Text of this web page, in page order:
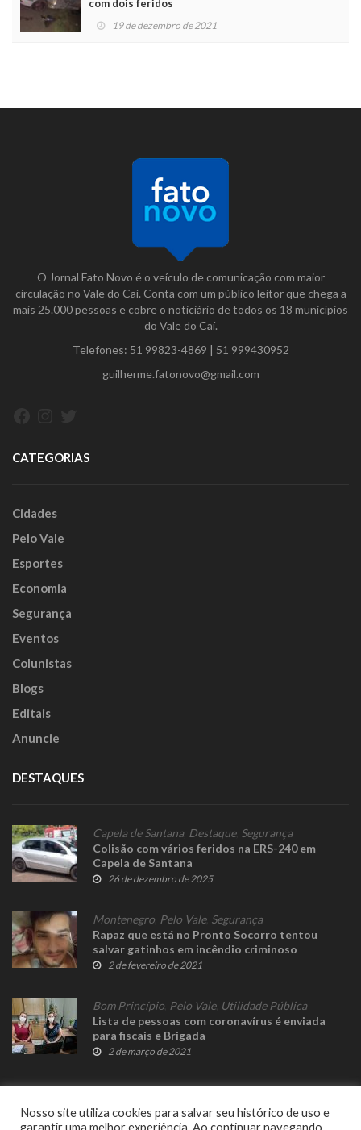
com dois feridos
19 de dezembro de 2021
O Jornal Fato Novo é o veículo de comunicação com maior
circulação no Vale do Caí. Conta com um público leitor que chega a
mais 25.000 pessoas e cobre o noticiário de todos os 18 municípios
do Vale do Caí.
Telefones: 51 99823-4869 | 51 999430952
guilherme.fatonovo@gmail.com
CATEGORIAS
Cidades
Pelo Vale
Esportes
Economia
Segurança
Eventos
Colunistas
Blogs
Editais
Anuncie
DESTAQUES
Capela de Santana, Destaque, Segurança
Colisão com vários feridos na ERS-240 em
Capela de Santana
26 de dezembro de 2025
Montenegro Pelo Vale, Segurança
Rapaz que está no Pronto Socorro tentou
salvar gatinhos em incêndio criminoso
2 de fevereiro de 2021
Bom Princípio Pelo Vale, Utilidade Pública
Lista de pessoas com coronavírus é enviada
para fiscais e Brigada
2 de março de 2021
Nosso site utiliza cookies para salvar seu histórico de uso e
garantir uma melhor experiência. Ao continuar navegando